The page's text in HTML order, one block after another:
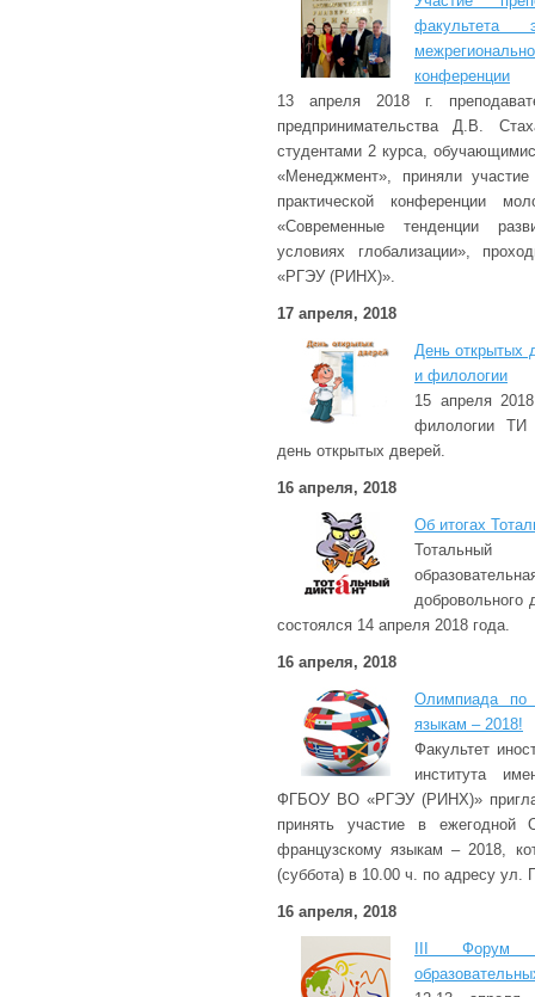
конференции
13 апреля 2018 г.
предпринимательства Д.В.
студентами 2 курса,
«Менеджмент», приняли
практической конференции
«Современные тенденции
условиях глобализации»,
«РГЭУ (РИНХ)».
17 апреля, 2018
День открытых
и филологии
15 апреля
филологии
день открытых дверей.
16 апреля, 2018
Об итогах
добровольного
состоялся 14 апреля 2018 года.
16 апреля, 2018
Олимпиада по
языкам – 2018!
Факультет
института
ФГБОУ ВО «РГЭУ (РИНХ)»
принять участие в
французскому языкам – 2018,
(суббота) в 10.00 ч. по адресу ул.
16 апреля, 2018
III Форум